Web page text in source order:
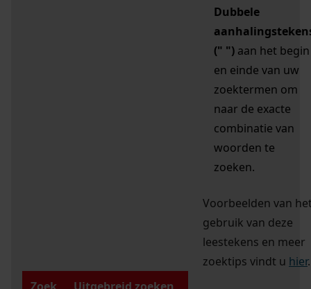
Dubbele
(" ") aan het begin
en einde van uw
zoektermen om
naar de exacte
combinatie van
woorden te
zoeken.
Voorbeelden van
gebruik van deze
leestekens en meer
zoektips vindt u hier.